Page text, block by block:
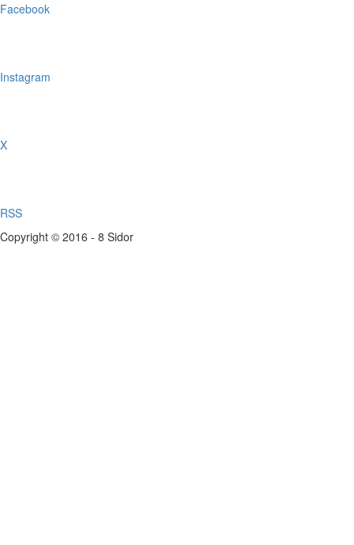
Facebook
Instagram
X
RSS
Copyright © 2016 - 8 Sidor